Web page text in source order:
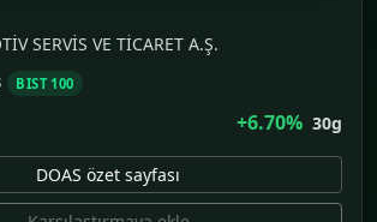
SERVİS VE TİCARET A.Ş.
BIST 100
+6.70% 30g
DOAS özet sayfası